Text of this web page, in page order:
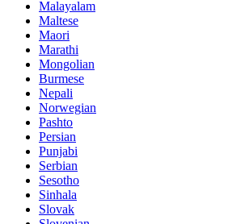
Malayalam
Maltese
Maori
Marathi
Mongolian
Burmese
Nepali
Norwegian
Pashto
Persian
Punjabi
Serbian
Sesotho
Sinhala
Slovak